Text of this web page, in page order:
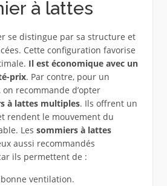
à lattes
se distingue par sa structure et
Cette configuration favorise
Il est économique avec un
prix. Par contre, pour un
recommande d’opter
à lattes multiples. Ils offrent un
rendent le mouvement du
Les sommiers à lattes
aussi recommandés
ils permettent de :
ventilation.